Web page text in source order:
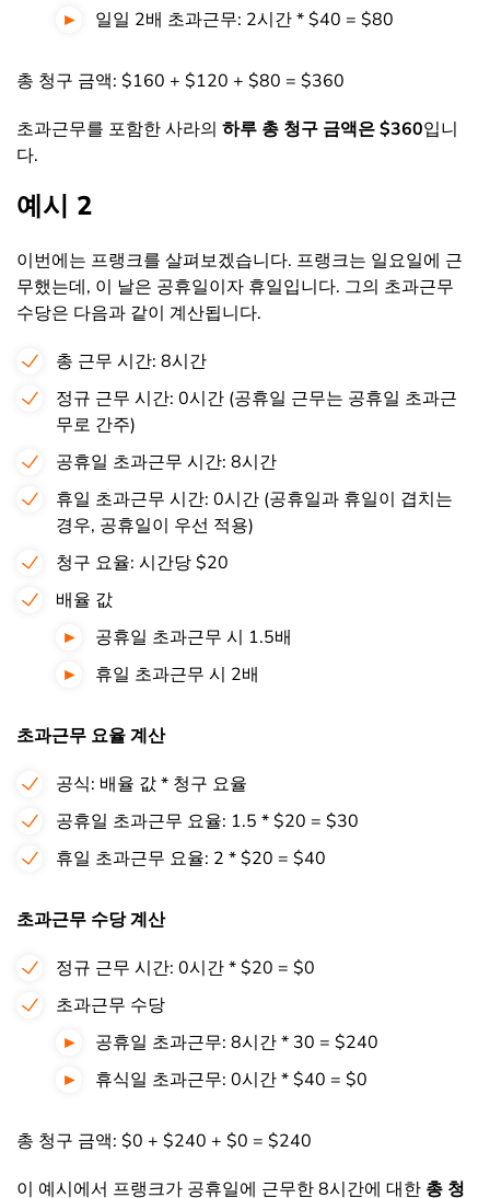
일일 2배 초과근무: 2시간 * $40 = $80
총 청구 금액: $160 + $120 + $80 = $360
초과근무를 포함한 사라의 하루 총 청구 금액은 $360입니
다.
예시 2
이번에는 프랭크를 살펴보겠습니다. 프랭크는 일요일에 근
무했는데, 이 날은 공휴일이자 휴일입니다. 그의 초과근무
수당은 다음과 같이 계산됩니다.
총 근무 시간: 8시간
정규 근무 시간: 0시간 (공휴일 근무는 공휴일 초과근
무로 간주)
공휴일 초과근무 시간: 8시간
휴일 초과근무 시간: 0시간 (공휴일과 휴일이 겹치는
경우, 공휴일이 우선 적용)
청구 요율: 시간당 $20
배율 값
공휴일 초과근무 시 1.5배
휴일 초과근무 시 2배
초과근무 요율 계산
공식: 배율 값 * 청구 요율
공휴일 초과근무 요율: 1.5 * $20 = $30
휴일 초과근무 요율: 2 * $20 = $40
초과근무 수당 계산
정규 근무 시간: 0시간 * $20 = $0
초과근무 수당
공휴일 초과근무: 8시간 * 30 = $240
휴식일 초과근무: 0시간 * $40 = $0
총 청구 금액: $0 + $240 + $0 = $240
이 예시에서 프랭크가 공휴일에 근무한 8시간에 대한 총 청